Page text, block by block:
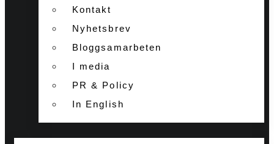
Kontakt
Nyhetsbrev
Bloggsamarbeten
I media
PR & Policy
In English